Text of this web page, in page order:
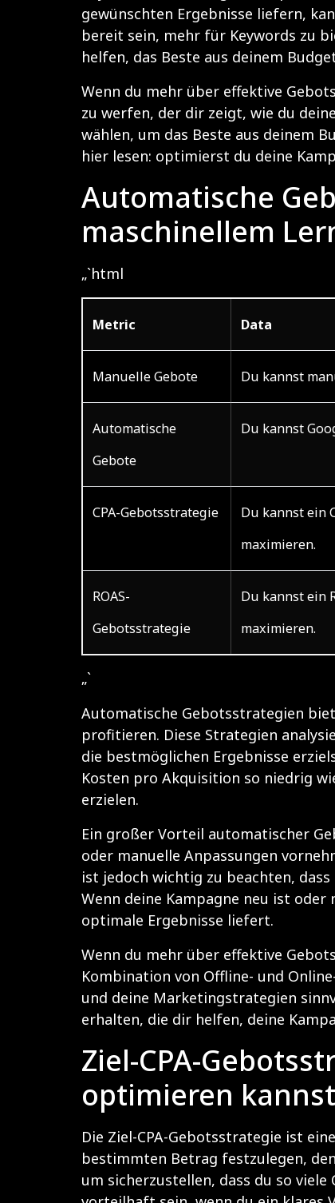
gewünschten Ergebnisse liefern,
bereit sein, mehr für Keywords zu
helfen, das Beste aus deinem
Wenn du mehr über effektive
zu werfen, der dir zeigt, wie du
wählen, um das Beste aus deinem
hier lesen: optimierst du deine
Automatische
maschinellem
„`html
Metric Data
Manuelle Gebote Du kannst
Automatische
Gebote
Du kannst
CPA-Gebotsstrategie
Du kannst ein
maximieren.
ROAS-
Gebotsstrategie
Du kannst ein
maximieren.
„`
Automatische Gebotsstrategien
profitieren. Diese Strategien
die bestmöglichen Ergebnisse
Kosten pro Akquisition so niedrig
erzielen.
Ein großer Vorteil automatischer
oder manuelle Anpassungen
ist jedoch wichtig zu beachten,
Wenn deine Kampagne neu ist
optimale Ergebnisse liefert.
Wenn du mehr über effektive
Kombination von Offline- und
und deine Marketingstrategien
erhalten, die dir helfen, deine
Ziel-CPA-
optimieren kannst
Die Ziel-CPA-Gebotsstrategie ist
bestimmten Betrag festzulegen,
um sicherzustellen, dass du so